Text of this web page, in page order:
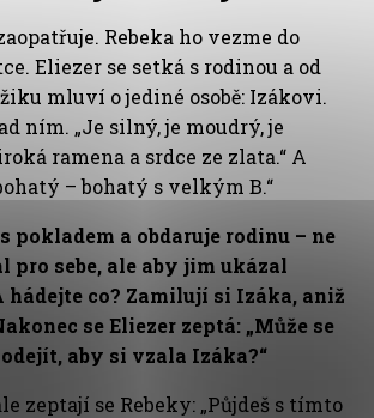
Rebeka ho vezme do
Eliezer se setká s rodinou a od
mluví o jediné osobě: Izákovi.
ním. „Je silný, je moudrý, je
ramena a srdce ze zlata.“ A
– bohatý s velkým B.“
pokladem a obdaruje rodinu – ne
pro sebe, ale aby jim ukázal
hádejte co? Zamilují si Izáka, aniž
se Eliezer zeptá: „Může se
aby si vzala Izáka?“
zeptají se Rebeky: „Půjdeš s tímto